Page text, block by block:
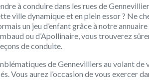
à conduire dans les rues de
ville dynamique et en plein essor ? Ne
un jeu d’enfant grâce à notre
ou d’Apollinaire, vous trouverez
de conduite.
de Gennevilliers au volant de
Vous aurez l’occasion de vous exercer